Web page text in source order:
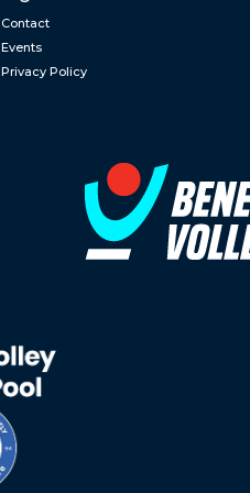
Contact
Events
Privacy Policy